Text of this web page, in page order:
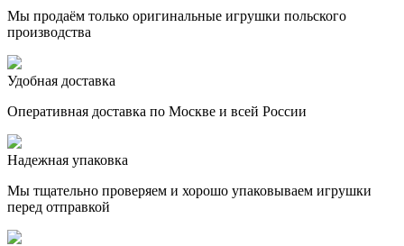
Мы продаём только оригинальные игрушки польского
производства
Удобная доставка
Оперативная доставка по Москве и всей России
Надежная упаковка
Мы тщательно проверяем и хорошо упаковываем игрушки
перед отправкой